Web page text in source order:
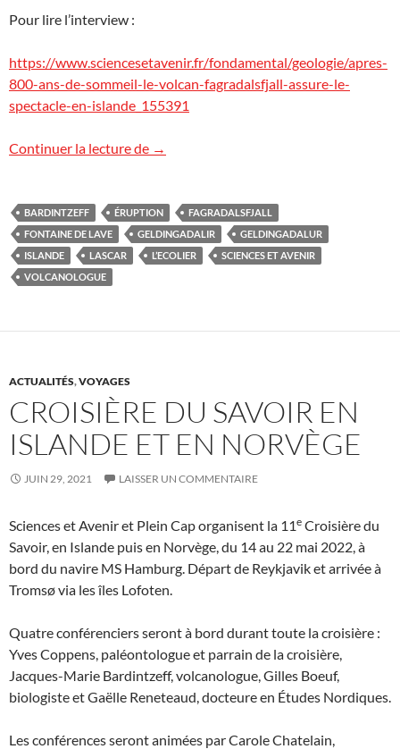
Pour lire l’interview :
https://www.sciencesetavenir.fr/fondamental/geologie/apres-
800-ans-de-sommeil-le-volcan-fagradalsfjall-assure-le-
spectacle-en-islande_155391
Continuer la lecture de Islande : ITV pour Sciences et Avenir
→
BARDINTZEFF ÉRUPTION
FAGRADALSFJALL
FONTAINE DE LAVE
GELDINGADALIR
GELDINGADALUR
ISLANDE
LASCAR L’ECOLIER
SCIENCES ET AVENIR
VOLCANOLOGUE
ACTUALITÉS,VOYAGES
CROISIÈRE DU SAVOIR EN
ISLANDE ET EN NORVÈGE
JUIN 29, 2021 LAISSER UN COMMENTAIRE
Sciences et Avenir et Plein Cap organisent la 11e Croisière du
Savoir, en Islande puis en Norvège, du 14 au 22 mai 2022, à
bord du navire MS Hamburg. Départ de Reykjavik et arrivée à
Tromsø via les îles Lofoten.
Quatre conférenciers seront à bord durant toute la croisière :
Yves Coppens, paléontologue et parrain de la croisière,
Jacques-Marie Bardintzeff, volcanologue, Gilles Boeuf,
biologiste et Gaëlle Reneteaud, docteure en Études Nordiques.
Les conférences seront animées par Carole Chatelain,